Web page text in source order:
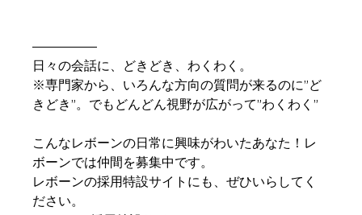
―――――
日々の会話に、どきどき、わくわく。
※専門家から、いろんな方向の質問が来るのに”ど
きどき”。でもどんどん視野が広がって”わくわく”
こんなレボーンの日常に興味がわいたあなた！レ
ボーンでは仲間を募集中です。
レボーンの採用特設サイトにも、ぜひいらしてく
ださい。